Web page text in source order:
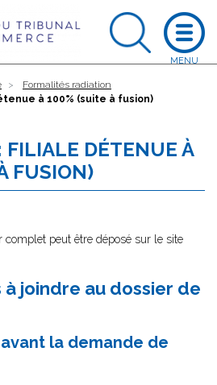
Formalités radiation
à 100% (suite à fusion)
FILIALE DÉTENUE À
FUSION)
complet peut être déposé sur le site
joindre au dossier de
la demande de